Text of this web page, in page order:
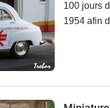
100 jours
1954 afin